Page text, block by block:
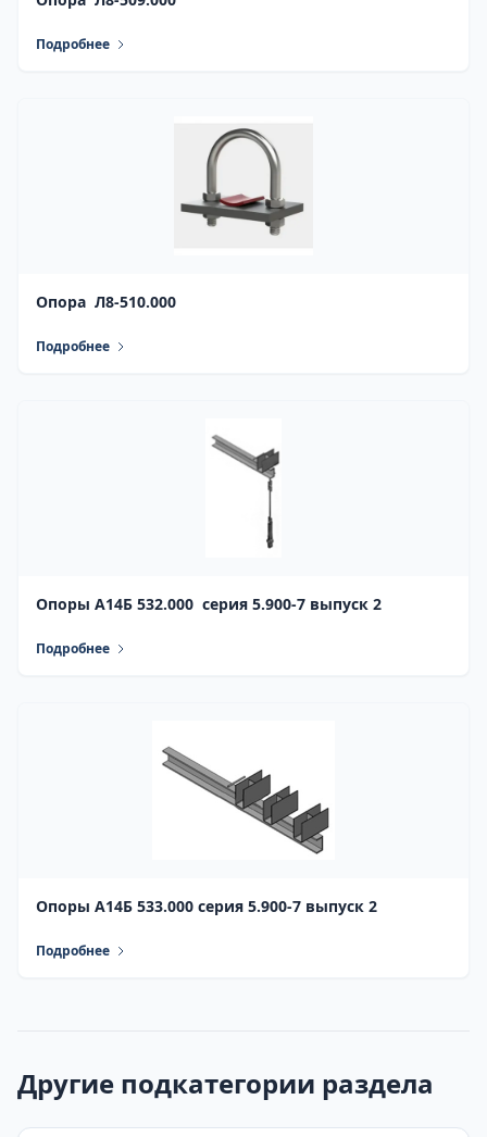
Подробнее
Опора Л8-510.000
Подробнее
Опоры А14Б 532.000 серия 5.900-7 выпуск 2
Подробнее
Опоры А14Б 533.000 серия 5.900-7 выпуск 2
Подробнее
Другие подкатегории раздела